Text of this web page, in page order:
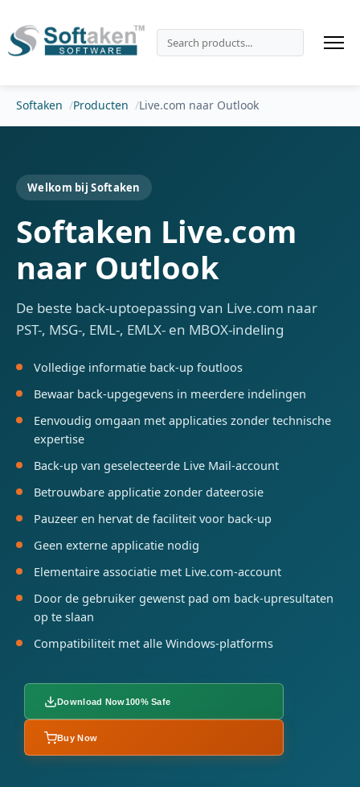
Softaken Producten Live.com naar Outlook
Welkom bij Softaken
Softaken Live.com
naar Outlook
De beste back-uptoepassing van Live.com naar
PST-, MSG-, EML-, EMLX- en MBOX-indeling
Volledige informatie back-up foutloos
Bewaar back-upgegevens in meerdere indelingen
Eenvoudig omgaan met applicaties zonder technische
expertise
Back-up van geselecteerde Live Mail-account
Betrouwbare applicatie zonder dateerosie
Pauzeer en hervat de faciliteit voor back-up
Geen externe applicatie nodig
Elementaire associatie met Live.com-account
Door de gebruiker gewenst pad om back-upresultaten
op te slaan
Compatibiliteit met alle Windows-platforms
Download Now100% Safe
Buy Now